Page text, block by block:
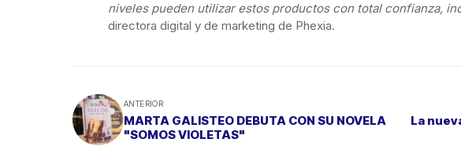
niveles pueden utilizar estos productos con total confianza,
directora digital y de marketing de Phexia.
ANTERIOR
MARTA GALISTEO DEBUTA CON SU NOVELA
"SOMOS VIOLETAS"
La